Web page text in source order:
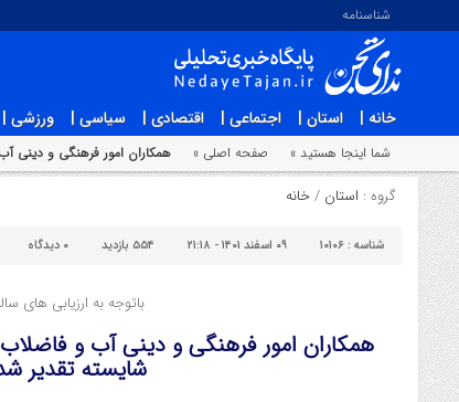
شناسنامه
خانه | استان | اجتماعی | اقتصادی | سیاسی | ورزشی |
شما اینجا هستید » صفحه اصلی » همکاران امور فرهنگی و دینی
گروه : استان /خانه
شناسه : ۱۰۱۰۶ ۰۹ اسفند ۱۴۰۱ - ۲۱:۱۸ ۵۵۴ بازدید ۰ دیدگاه
باتوجه به ارزیابی های
همکاران امور فرهنگی و دینی آب و
شایسته تقدیر